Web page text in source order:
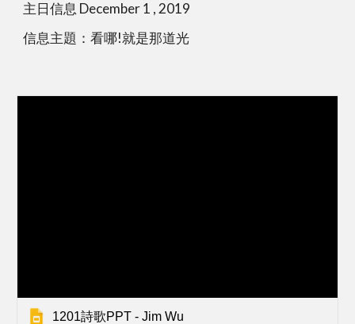
主日信息 December 1 , 2019
信息主題：看哪!就是那道光
1201詩歌PPT - Jim Wu